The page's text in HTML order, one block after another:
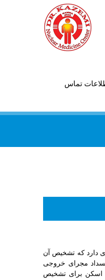
تماس
دارد که تشخیص آن
مجرای خروجی
اسکن برای تشخیص